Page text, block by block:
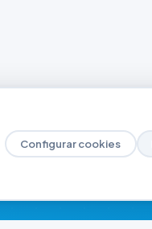
Configurar cookies